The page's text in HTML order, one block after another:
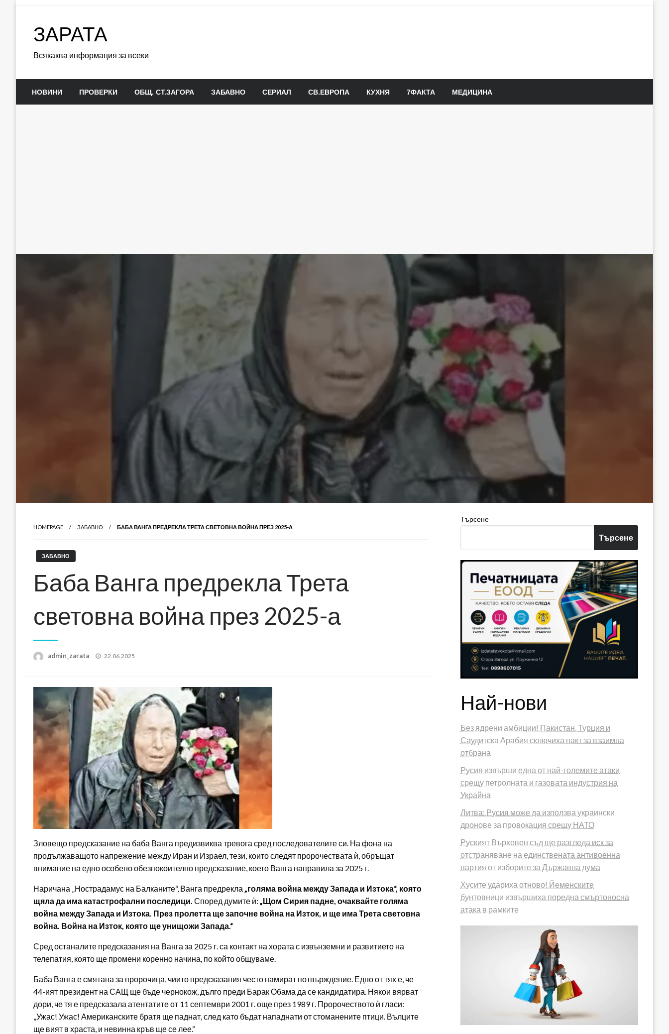
ЗАРАТА
Всякаква информация за всеки
НОВИНИ ПРОВЕРКИ ОБЩ. СТ.ЗАГОРА ЗАБАВНО СЕРИАЛ СВ.ЕВРОПА КУХНЯ 7ФАКТА МЕДИЦИНА
HOMEPAGE ЗАБАВНО БАБА ВАНГА ПРЕДРЕКЛА ТРЕТА СВЕТОВНА ВОЙНА ПРЕЗ 2025-А
ЗАБАВНО
Баба Ванга предрекла Трета
световна война през 2025-а
admin_zarata
Posted
22.06.2025
Зловещо предсказание на баба Ванга предизвиква тревога сред последователите си. На фона на
продължаващото напрежение между Иран и Израел, тези, които следят пророчествата ѝ, обръщат
внимание на едно особено обезпокоително предсказание, което Ванга направила за 2025 г.
Наричана „Нострадамус на Балканите“, Ванга предрекла „голяма война между Запада и Изтока“, която
щяла да има катастрофални последици. Според думите ѝ: „Щом Сирия падне, очаквайте голяма
война между Запада и Изтока. През пролетта ще започне война на Изток, и ще има Трета световна
война. Война на Изток, която ще унищожи Запада.“
Сред останалите предсказания на Ванга за 2025 г. са контакт на хората с извънземни и развитието на
телепатия, която ще промени коренно начина, по който общуваме.
Баба Ванга е смятана за пророчица, чиито предсказания често намират потвърждение. Едно от тях е, че
44-ият президент на САЩ ще бъде чернокож, дълго преди Барак Обама да се кандидатира. Някои вярват
дори, че тя е предсказала атентатите от 11 септември 2001 г. още през 1989 г. Пророчеството ѝ гласи:
„Ужас! Ужас! Американските братя ще паднат, след като бъдат нападнати от стоманените птици. Вълците
ще вият в храста, и невинна кръв ще се лее.“
Търсене
Търсене
Най-нови
Без ядрени амбиции! Пакистан, Турция и
Саудитска Арабия сключиха пакт за взаимна
отбрана
Русия извърши една от най-големите атаки
срещу петролната и газовата индустрия на
Украйна
Литва: Русия може да използва украински
дронове за провокация срещу НАТО
Руският Върховен съд ще разгледа иск за
отстраняване на единствената антивоенна
партия от изборите за Държавна дума
Хусите удариха отново! Йеменските
бунтовници извършиха поредна смъртоносна
атака в рамките